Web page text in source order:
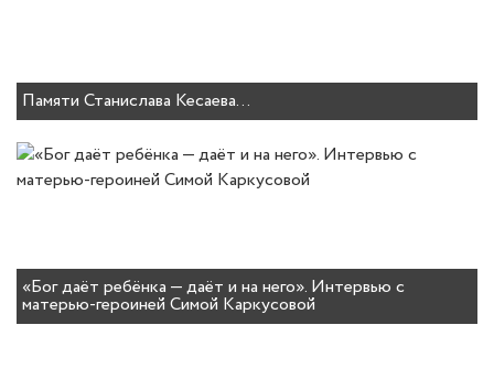
Памяти Станислава Кесаева…
«Бог даёт ребёнка — даёт и на него». Интервью с
матерью-героиней Симой Каркусовой